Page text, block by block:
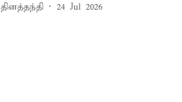
தினத்தந்தி 24 Jul 2026